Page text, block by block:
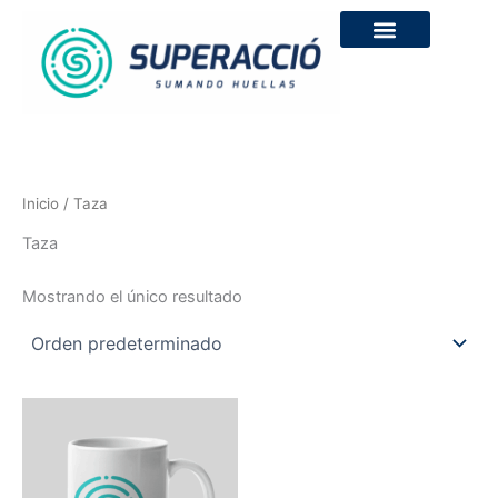
contenido
Inicio / Taza
Taza
Mostrando el único resultado